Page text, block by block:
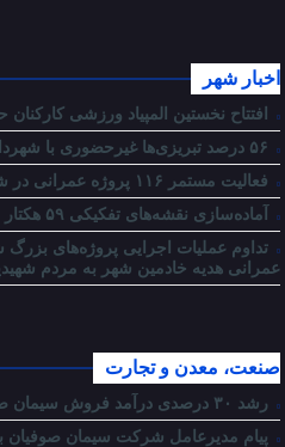
اخبار شهر
افتتاح نخستین المپیاد ورزشی
فعالیت مستمر ۱۱۶ پروژه عمرانی در شرایط جنگی
آماده‌سازی نقشه‌های تفکیکی ۵۹ هکتار از ارتش در کمربندی میانی
تداوم عملیات اجرایی پروژه‌های بزرگ
عمرانی هدیه خادمین شهر به مردم
صنعت، معدن و تجارت
رشد ۳۰ درصدی درآمد فروش سیمان صوفیان در سه‌ماهه نخست ۱۴۰۵
پیام مدیرعامل شرکت سیمان صوفیان